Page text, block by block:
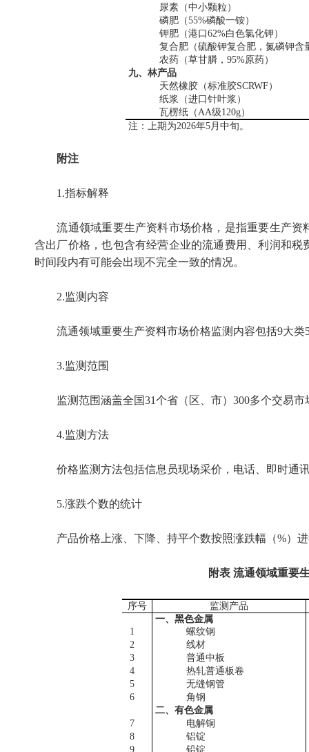
尿素（中小颗粒）
磷肥（55%磷酸一铵）
钾肥（港口62%白色氯化钾）
复合肥（硫酸钾复合肥，氮磷钾含
农药（草甘膦，95%原药）
九、林产品
天然橡胶（标准胶SCRWF）
纸浆（进口针叶浆）
瓦楞纸（ AA级120g）
注：上期为2026年5月中旬。
附注
1.指标解释
流通领域重要生产资料市场价格，是指重要生产资
含出厂价格，也包含有经营企业的流通费用、利润和
时间段内有可能会出现不完全一致的情况。
2.监测内容
流通领域重要生产资料市场价格监测内容包括9大类
3.监测范围
监测范围涵盖全国31个省（区、市）300多个交易市
4.监测方法
价格监测方法包括信息员现场采价，电话、即时通
5.涨跌个数的统计
产品价格上涨、下降、持平个数按照涨跌幅（%）进
附表 流通领域重要
序号
监测产品
一、黑色金属
1
螺纹钢
2
线材
3
普通中板
4
热轧普通板卷
5
无缝钢管
6
角钢
二、有色金属
7
电解铜
8
铝锭
9
铅锭